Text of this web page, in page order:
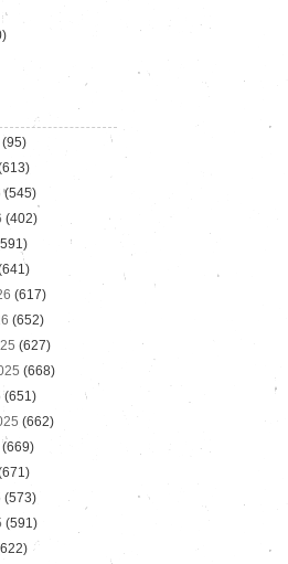
(95)
(545)
(402)
(617)
(652)
(627)
(668)
(651)
(662)
(669)
(573)
(591)